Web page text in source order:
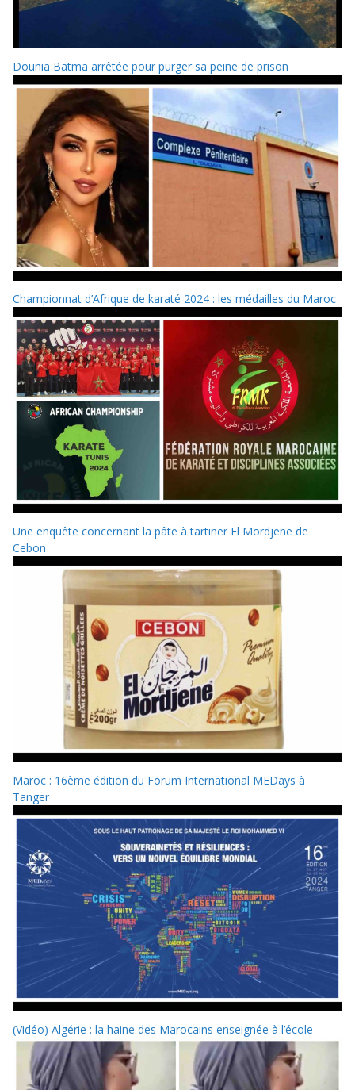
Dounia Batma arrêtée pour purger sa peine de prison
Championnat d’Afrique de karaté 2024 : les médailles du Maroc
Une enquête concernant la pâte à tartiner El Mordjene de
Cebon
Maroc : 16ème édition du Forum International MEDays à
Tanger
(Vidéo) Algérie : la haine des Marocains enseignée à l’école